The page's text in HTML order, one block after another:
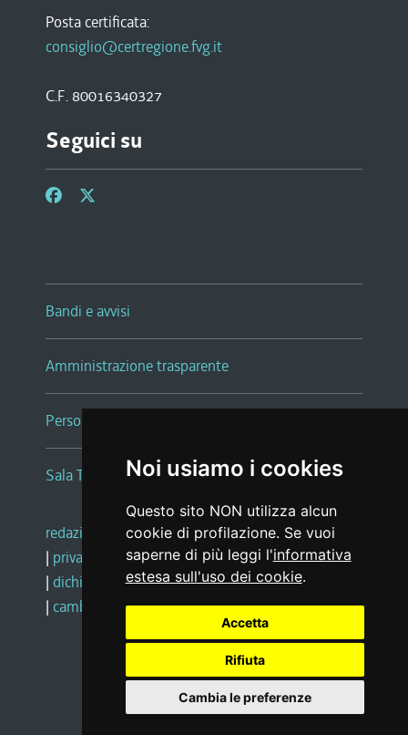
Noi usiamo i cookies
Questo sito NON utilizza alcun
cookie di profilazione. Se vuoi
saperne di più leggi l'informativa
estesa sull'uso dei cookie.
Accetta
Rifiuta
Cambia le preferenze
Posta certificata:
consiglio@certregione.fvg.it
C.F. 80016340327
Seguici su
Bandi e avvisi
Amministrazione trasparente
Persone e Uffici
Sala Tiziano Tessitori
redazione web |note legali |glossario
| privacy
social media policy
| dichiarazione di accessibilità |feedback
| cambio preferenze cookie
Realizzato da